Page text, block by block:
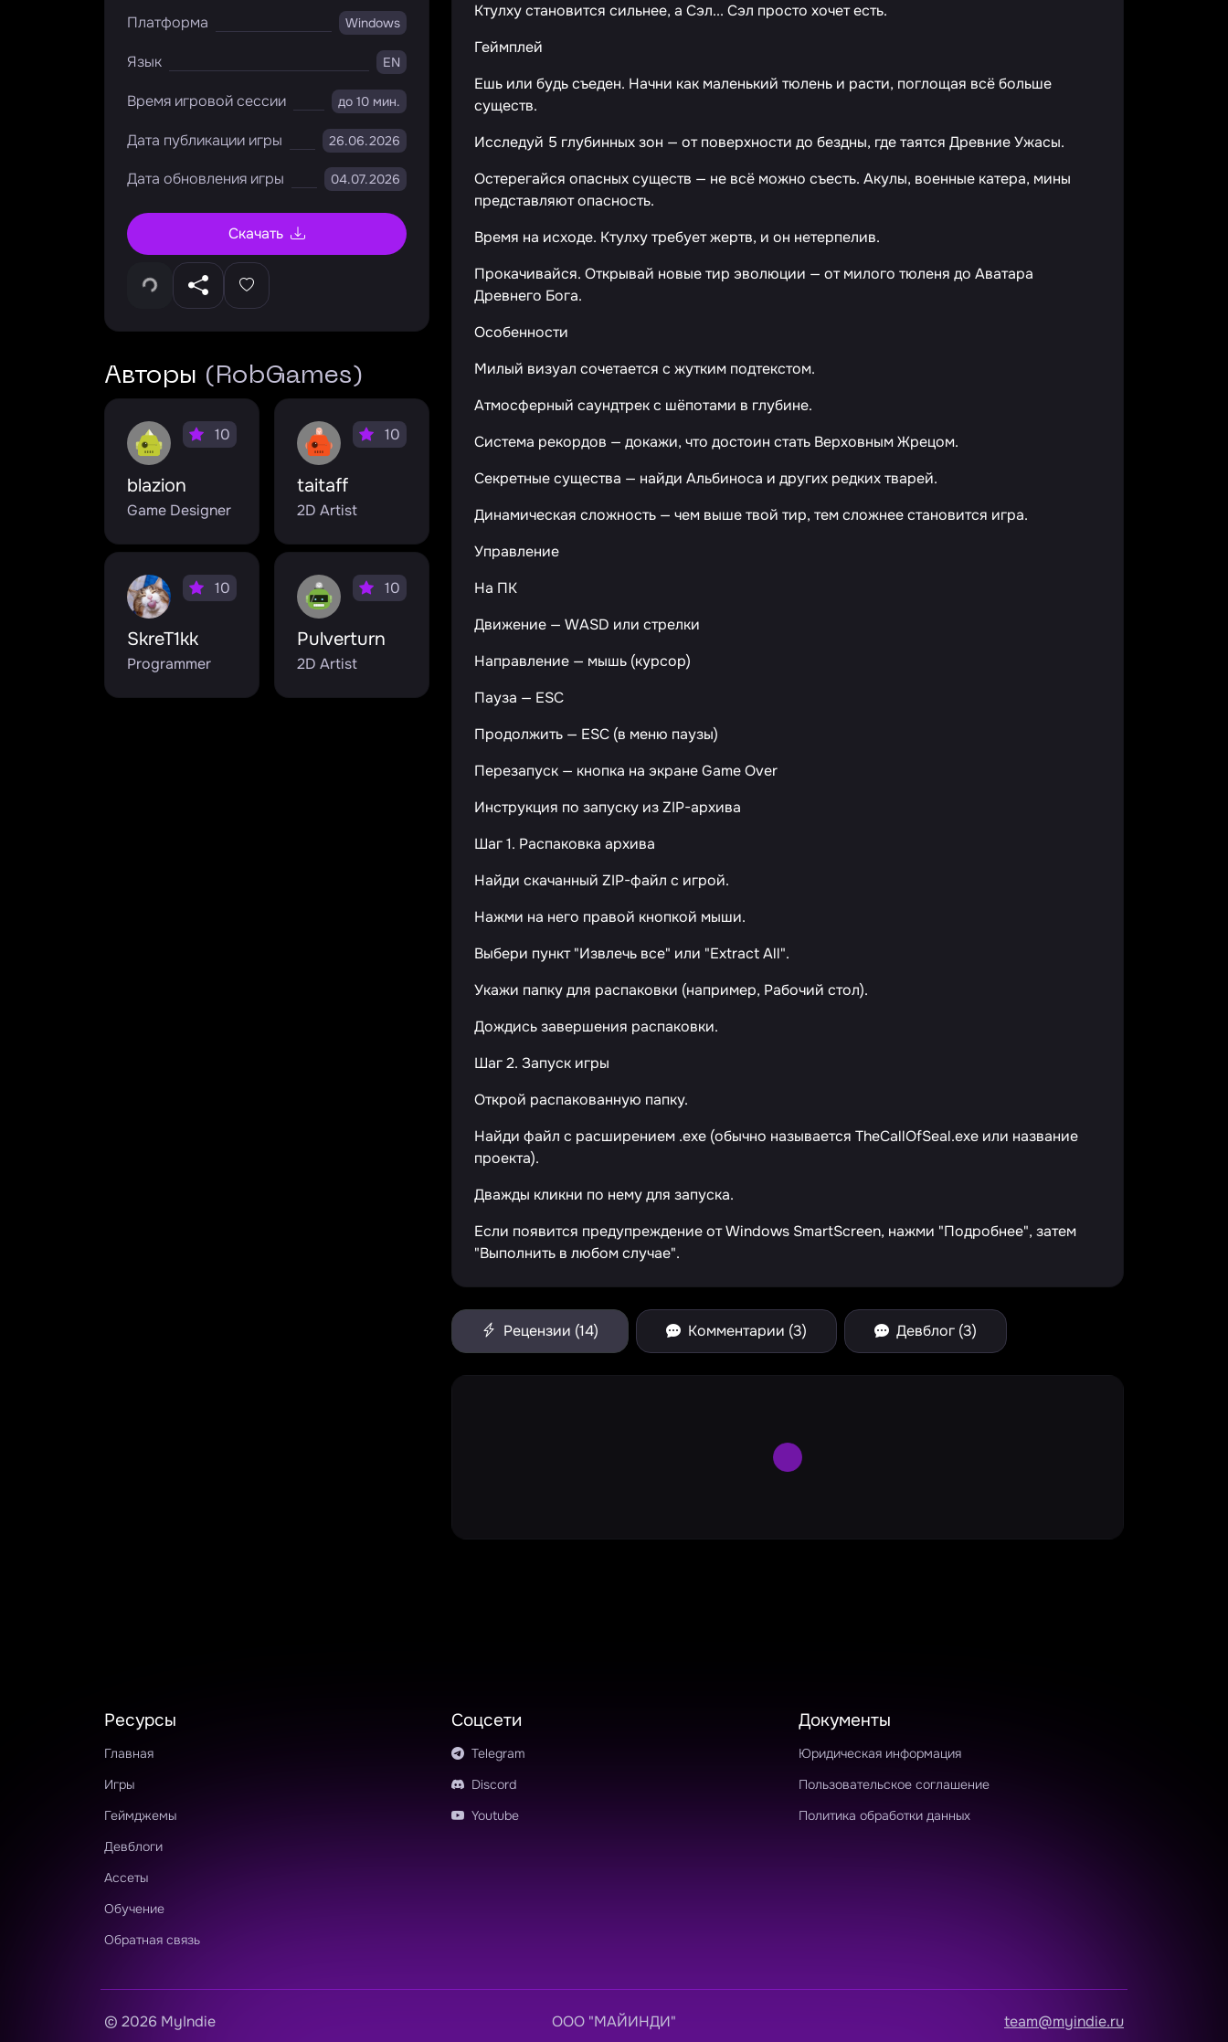
Платформа Windows
Язык EN
Время игровой сессии до 10 мин.
Дата публикации игры 26.06.2026
Дата обновления игры 04.07.2026
Скачать
Авторы (RobGames)
blazion
Game Designer
10
taitaff
2D Artist
10
SkreT1kk
Programmer
10
Pulverturn
2D Artist
10
Ктулху становится сильнее, а Сэл... Сэл просто хочет есть.
Геймплей
Ешь или будь съеден. Начни как маленький тюлень и расти, поглощая всё больше
существ.
Исследуй 5 глубинных зон — от поверхности до бездны, где таятся Древние Ужасы.
Остерегайся опасных существ — не всё можно съесть. Акулы, военные катера, мины
представляют опасность.
Время на исходе. Ктулху требует жертв, и он нетерпелив.
Прокачивайся. Открывай новые тир эволюции — от милого тюленя до Аватара
Древнего Бога.
Особенности
Милый визуал сочетается с жутким подтекстом.
Атмосферный саундтрек с шёпотами в глубине.
Система рекордов — докажи, что достоин стать Верховным Жрецом.
Секретные существа — найди Альбиноса и других редких тварей.
Динамическая сложность — чем выше твой тир, тем сложнее становится игра.
Управление
На ПК
Движение — WASD или стрелки
Направление — мышь (курсор)
Пауза — ESC
Продолжить — ESC (в меню паузы)
Перезапуск — кнопка на экране Game Over
Инструкция по запуску из ZIP-архива
Шаг 1. Распаковка архива
Найди скачанный ZIP-файл с игрой.
Нажми на него правой кнопкой мыши.
Выбери пункт "Извлечь все" или "Extract All".
Укажи папку для распаковки (например, Рабочий стол).
Дождись завершения распаковки.
Шаг 2. Запуск игры
Открой распакованную папку.
Найди файл с расширением .exe (обычно называется TheCallOfSeal.exe или название
проекта).
Дважды кликни по нему для запуска.
Если появится предупреждение от Windows SmartScreen, нажми "Подробнее", затем
"Выполнить в любом случае".
Рецензии (14) Комментарии (3) Девблог (3)
Large Spinner
Ресурсы
Главная
Игры
Геймджемы
Девблоги
Ассеты
Обучение
Обратная связь
Соцсети
Telegram
Discord
Youtube
Документы
Юридическая информация
Пользовательское соглашение
Политика обработки данных
© 2026 MyIndie OOO "МАЙИНДИ" team@myindie.ru